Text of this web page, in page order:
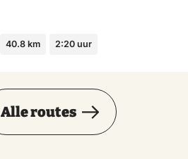
40.8 km 2:20 uur
Alle routes